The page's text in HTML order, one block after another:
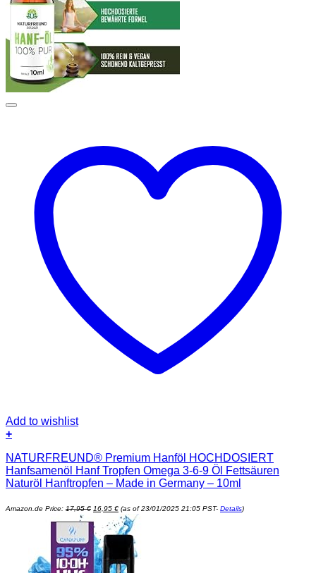
Add to wishlist
+
NATURFREUND® Premium Hanföl HOCHDOSIERT
Hanfsamenöl Hanf Tropfen Omega 3-6-9 Öl Fettsäuren
Naturöl Hanftropfen – Made in Germany – 10ml
Amazon.de Price: 17,95€
Ursprünglicher
Preis
war:
17,95 €
16,95 €
Aktueller
Preis
ist:
16,95 €.
(as of 23/01/2025 21:05 PST- Details)